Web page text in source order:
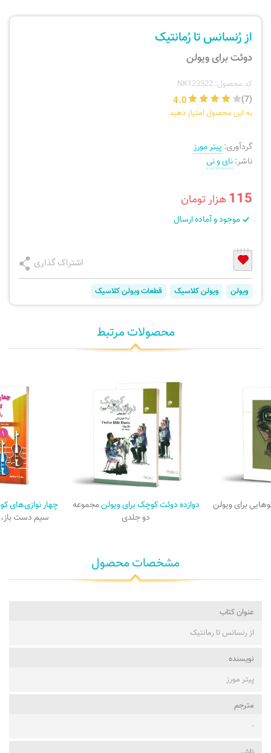
نی، فلوت، سازهای بادی
ارسال سفارش
از رُنسانس تا رُمانتیک
دوئت برای ویولن
کد محصول: NK123522
(7)
4.0
به این محصول امتیاز دهید
گردآوری: پیتر مورز
ناشر:نای و نی
115هزار تومان
موجود و آماده ارسال
اشتراک گذاری
ویولن ویولن کلاسیک قطعات ویولن کلاسیک
محصولات مرتبط
برای ویولن دوازده دوئت کوچک برای ویولنمجموعه
دو جلدی
چهار نوازی‌های
سیم دست
مشخصات محصول
عنوان کتاب
از رنسانس تا رمانتیک
نویسنده
پیتر مورز
مترجم
-